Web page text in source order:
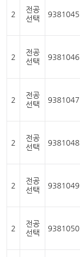
2
전공
선택
9381045
2
전공
선택
9381046
2
전공
선택
9381047
2
전공
선택
9381048
2
전공
선택
9381049
2
전공
선택
9381050